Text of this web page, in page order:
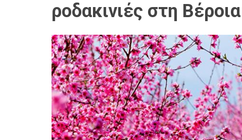
ροδακινιές στη Βέροια